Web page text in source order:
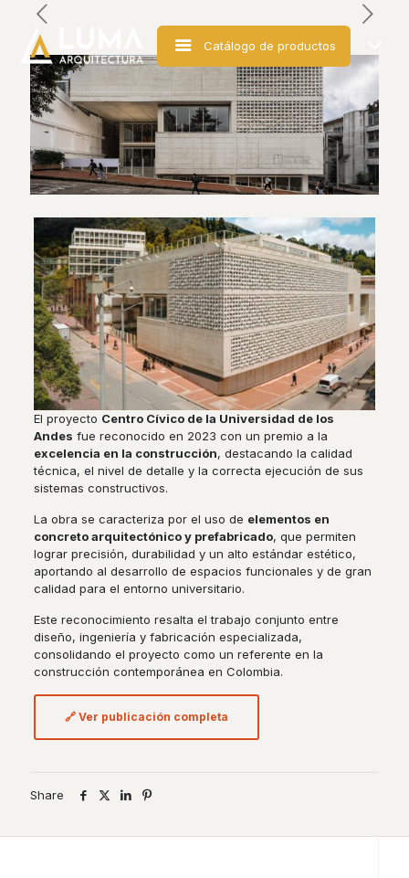
Catálogo de productos
El proyecto Centro Cívico de la Universidad de los
Andes fue reconocido en 2023 con un premio a la
excelencia en la construcción, destacando la calidad
técnica, el nivel de detalle y la correcta ejecución de sus
sistemas constructivos.
La obra se caracteriza por el uso de elementos en
concreto arquitectónico y prefabricado, que permiten
lograr precisión, durabilidad y un alto estándar estético,
aportando al desarrollo de espacios funcionales y de gran
calidad para el entorno universitario.
Este reconocimiento resalta el trabajo conjunto entre
diseño, ingeniería y fabricación especializada,
consolidando el proyecto como un referente en la
construcción contemporánea en Colombia.
🔗 Ver publicación completa
Share